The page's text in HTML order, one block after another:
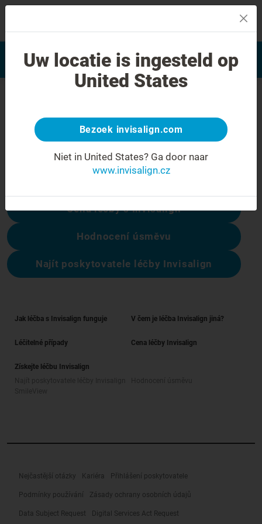
Hodnocení úsměvu
Najít poskytovatele léčby
Invisalign
Chyba 404
Přestaňte se mračit
Tato stránka není k dispozici, ale ostatní
Cena léčby s Invisalign
Hodnocení úsměvu
Najít poskytovatele léčby Invisalign
Jak léčba s Invisalign funguje V čem je léčba Invisalign jiná?
Léčitelné případy Cena léčby Invisalign
Získejte léčbu Invisalign
Nejčastější otázky Kariéra Přihlášení poskytovatele
Podmínky používání Zásady ochrany osobních údajů
Data Subject Request Digital Services Act Request
Uw locatie is ingesteld op
United States
Bezoek invisalign.com
Niet in United States? Ga door naar
www.invisalign.cz